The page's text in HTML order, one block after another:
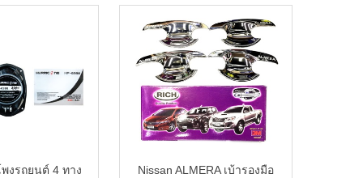
งรถยนต์ 4 ทาง
Nissan ALMERA เบ้ารองมือ